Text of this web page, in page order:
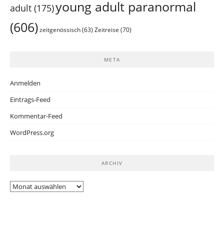
adult (175)young adult paranormal
(606) zeitgenössisch (63) Zeitreise (70)
META
Anmelden
Eintrags-Feed
Kommentar-Feed
WordPress.org
ARCHIV
Archiv